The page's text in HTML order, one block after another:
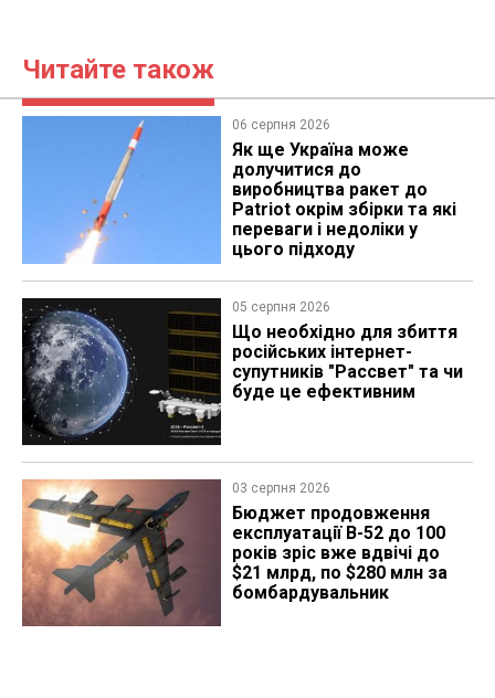
Читайте також
06 серпня 2026
Як ще Україна може
долучитися до
виробництва ракет до
Patriot окрім збірки та які
переваги і недоліки у
цього підходу
05 серпня 2026
Що необхідно для збиття
російських інтернет-
супутників "Рассвет" та чи
буде це ефективним
03 серпня 2026
Бюджет продовження
експлуатації B-52 до 100
років зріс вже вдвічі до
$21 млрд, по $280 млн за
бомбардувальник